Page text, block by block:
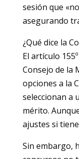
sesión que
asegurando
¿Qué dice la
El artículo
Consejo de la
opciones a la
seleccionan a
mérito.
ajustes si
Sin embargo,